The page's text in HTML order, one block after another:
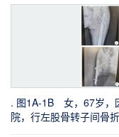
. 图1A-1B 女，67岁，因左股骨转子间骨折（合并骨质疏松）入
院，行左股骨转子间